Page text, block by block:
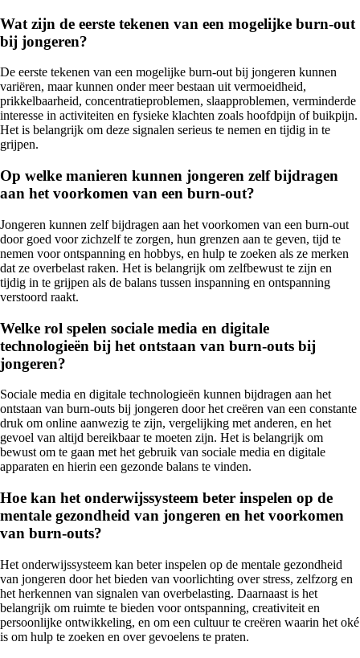
Wat zijn de eerste tekenen van een mogelijke burn-out
bij jongeren?
De eerste tekenen van een mogelijke burn-out bij jongeren kunnen
variëren, maar kunnen onder meer bestaan uit vermoeidheid,
prikkelbaarheid, concentratieproblemen, slaapproblemen, verminderde
interesse in activiteiten en fysieke klachten zoals hoofdpijn of buikpijn.
Het is belangrijk om deze signalen serieus te nemen en tijdig in te
grijpen.
Op welke manieren kunnen jongeren zelf bijdragen
aan het voorkomen van een burn-out?
Jongeren kunnen zelf bijdragen aan het voorkomen van een burn-out
door goed voor zichzelf te zorgen, hun grenzen aan te geven, tijd te
nemen voor ontspanning en hobbys, en hulp te zoeken als ze merken
dat ze overbelast raken. Het is belangrijk om zelfbewust te zijn en
tijdig in te grijpen als de balans tussen inspanning en ontspanning
verstoord raakt.
Welke rol spelen sociale media en digitale
technologieën bij het ontstaan van burn-outs bij
jongeren?
Sociale media en digitale technologieën kunnen bijdragen aan het
ontstaan van burn-outs bij jongeren door het creëren van een constante
druk om online aanwezig te zijn, vergelijking met anderen, en het
gevoel van altijd bereikbaar te moeten zijn. Het is belangrijk om
bewust om te gaan met het gebruik van sociale media en digitale
apparaten en hierin een gezonde balans te vinden.
Hoe kan het onderwijssysteem beter inspelen op de
mentale gezondheid van jongeren en het voorkomen
van burn-outs?
Het onderwijssysteem kan beter inspelen op de mentale gezondheid
van jongeren door het bieden van voorlichting over stress, zelfzorg en
het herkennen van signalen van overbelasting. Daarnaast is het
belangrijk om ruimte te bieden voor ontspanning, creativiteit en
persoonlijke ontwikkeling, en om een cultuur te creëren waarin het oké
is om hulp te zoeken en over gevoelens te praten.